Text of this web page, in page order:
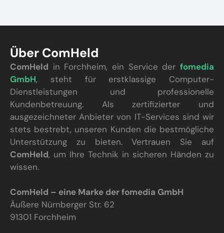
Über ComHeld
ComHeld in Forchheim, ein Service der fomedia
GmbH, steht für erstklassige Computer-
Dienstleistungen und professionelle
Kundenbetreuung. Als zertifizierter und
ausgezeichneter Anbieter von IT-Services sind wir
stets bestrebt, unseren Kunden die bestmögliche
Unterstützung zu bieten. Vertrauen Sie auf
ComHeld, um Ihre Technik in sicheren Händen zu
wissen.
ComHeld – eine Marke der fomedia GmbH
Äußere Nürnberger Str. 62
91301 Forchheim